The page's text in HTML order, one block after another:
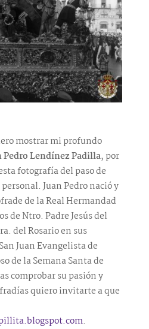
mostrar mi profundo
Pedro Lendínez Padilla, por
fotografía del paso de
Juan Pedro nació y
de la Real Hermandad
de Ntro. Padre Jesús del
del Rosario en sus
Juan Evangelista de
de la Semana Santa de
comprobar su pasión y
quiero invitarte a que
.